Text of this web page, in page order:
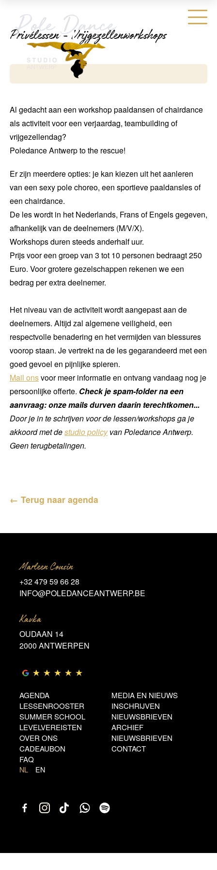
Privélessen - Vrijgezellenworkshops
Al gedacht aan een workshop paaldansen of chairdance
als activiteit voor een verjaardag, teambuilding of
vrijgezellendag?
Poledance Antwerp to the rescue!
Er zijn meerdere opties: je kan kiezen uit het aanleren
van een sexy pole choreo, een sportieve paaldansles of
een chairdance.
De les wordt in het Nederlands, Frans of Engels gegeven,
afhankelijk van de deelnemers (M/V/X).
Workshops duren steeds anderhalf uur.
Prijs voor een groep van 3 tot 10 personen bedraagt 250
Euro. Voor grotere gezelschappen rekenen we een
bedrag per extra deelnemer.
Het niveau van de activiteit wordt aangepast aan de
deelnemers. Altijd zal algemene veiligheid, een
respectvolle benadering en het vermijden van blessures
voorop staan. Je vertrekt na de les gegarandeerd met een
goed gevoel en pijnlijke spieren.
Mail onsvoor meer informatie en ontvang vandaag nog je
persoonlijke offerte. Check je spam-folder na een
aanvraag: onze mails durven daarin terechtkomen...
Door je in te schrijven voor de lessen/workshops ga je
akkoord met destudio policyvan Poledance Antwerp.
Geen terugbetalingen.
← Terug naar agenda
Marleen Cousin
+32 479 59 66 28
INFO@POLEDANCEANTWERP.BE
Kavka
OUDAAN 14
2000 ANTWERPEN
AGENDA
LESSENROOSTER
SUMMER SCHOOL
LEVELVEREISTEN
OVER ONS
CADEAUBON
FAQ
MEDIA EN NIEUWS
INSCHRIJVEN
NIEUWSBRIEVEN
ARCHIEF
NIEUWSBRIEVEN
CONTACT
NL EN